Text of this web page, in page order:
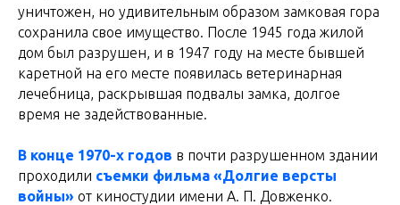
уничтожен, но удивительным образом замковая гора
сохранила свое имущество. После 1945 года жилой
дом был разрушен, и в 1947 году на месте бывшей
каретной на его месте появилась ветеринарная
лечебница, раскрывшая подвалы замка, долгое
время не задействованные.
В конце 1970-х годов в почти разрушенном здании
проходили съемки фильма «Долгие версты
войны» от киностудии имени А. П. Довженко.